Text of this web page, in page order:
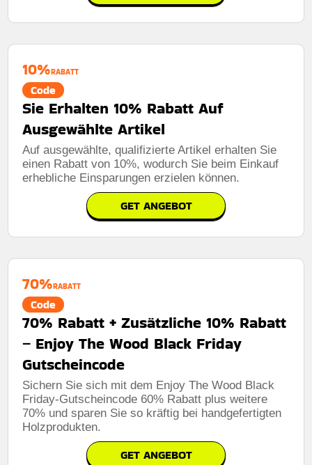
10%RABATT
Code
Sie Erhalten 10% Rabatt Auf
Ausgewählte Artikel
Auf ausgewählte, qualifizierte Artikel erhalten Sie
einen Rabatt von 10%, wodurch Sie beim Einkauf
erhebliche Einsparungen erzielen können.
GET ANGEBOT
70%RABATT
Code
70% Rabatt + Zusätzliche 10% Rabatt
– Enjoy The Wood Black Friday
Gutscheincode
Sichern Sie sich mit dem Enjoy The Wood Black
Friday-Gutscheincode 60% Rabatt plus weitere
70% und sparen Sie so kräftig bei handgefertigten
Holzprodukten.
GET ANGEBOT